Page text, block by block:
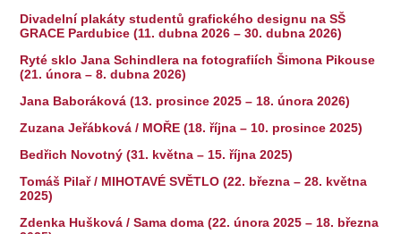
Divadelní plakáty studentů grafického designu na SŠ
GRACE Pardubice (11. dubna 2026 – 30. dubna 2026)
Ryté sklo Jana Schindlera na fotografiích Šimona Pikouse
(21. února – 8. dubna 2026)
Jana Baboráková (13. prosince 2025 – 18. února 2026)
Zuzana Jeřábková / MOŘE (18. října – 10. prosince 2025)
Bedřich Novotný (31. května – 15. října 2025)
Tomáš Pilař / MIHOTAVÉ SVĚTLO (22. března – 28. května
2025)
Zdenka Hušková / Sama doma (22. února 2025 – 18. března